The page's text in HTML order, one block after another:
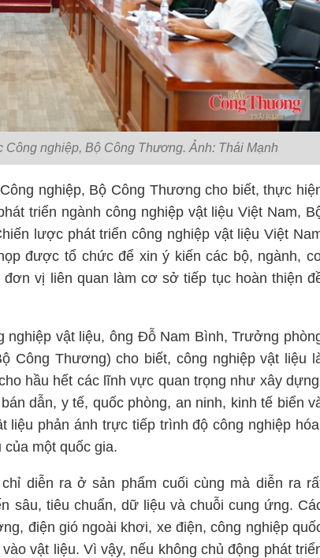
nghiệp, Bộ Công Thương. Ảnh: Thái Mạnh
nghiệp, Bộ Công Thương cho biết, thực
triển ngành công nghiệp vật liệu Việt Nam,
lược phát triển công nghiệp vật liệu Việt
được tổ chức để xin ý kiến các bộ, ngành,
vị liên quan làm cơ sở tiếp tục hoàn thiện
vật liệu, ông Đỗ Nam Bình, Trưởng
Công Thương) cho biết, công nghiệp vật liệu
hầu hết các lĩnh vực quan trọng như xây
dẫn, y tế, quốc phòng, an ninh, kinh tế biển
liệu phản ánh trực tiếp trình độ công nghiệp
một quốc gia.
diễn ra ở sản phẩm cuối cùng mà diễn ra
sâu, tiêu chuẩn, dữ liệu và chuỗi cung ứng.
điện gió ngoài khơi, xe điện, công nghiệp
vật liệu. Vì vậy, nếu không chủ động phát